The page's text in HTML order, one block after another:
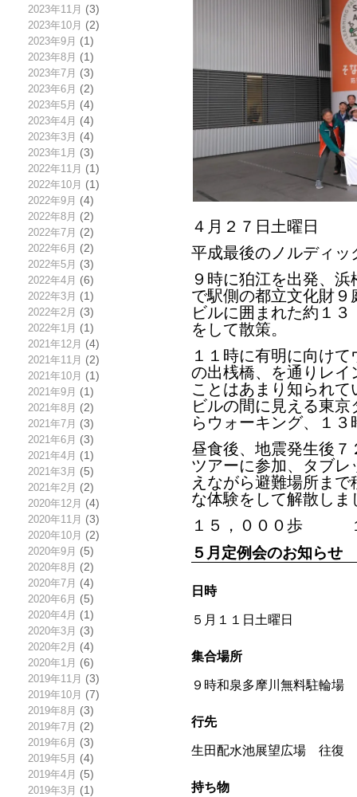
2023年11月 (3)
2023年10月 (2)
2023年9月 (1)
2023年8月 (1)
2023年7月 (3)
2023年6月 (2)
2023年5月 (4)
2023年4月 (4)
2023年3月 (4)
2023年1月 (3)
2022年11月 (1)
2022年10月 (1)
2022年9月 (4)
2022年8月 (2)
2022年7月 (2)
2022年6月 (2)
2022年5月 (3)
2022年4月 (6)
2022年3月 (1)
2022年2月 (3)
2022年1月 (1)
2021年12月 (4)
2021年11月 (2)
2021年10月 (1)
2021年9月 (1)
2021年8月 (2)
2021年7月 (3)
2021年6月 (3)
2021年4月 (1)
2021年3月 (5)
2021年2月 (2)
2020年12月 (4)
2020年11月 (3)
2020年10月 (2)
2020年9月 (5)
2020年8月 (2)
2020年7月 (4)
2020年6月 (5)
2020年4月 (1)
2020年3月 (3)
2020年2月 (4)
2020年1月 (6)
2019年11月 (3)
2019年10月 (7)
2019年8月 (3)
2019年7月 (2)
2019年6月 (3)
2019年5月 (4)
2019年4月 (5)
2019年3月 (1)
４月２７日土曜日
平成最後のノルディ
９時に狛江を出発、
で駅側の都立文化財
ビルに囲まれた約１
をして散策。
１１時に有明に向け
の出桟橋、を通りレ
ことはあまり知られ
ビルの間に見える東
らウォーキング、１
昼食後、地震発生後
ツアーに参加、タブ
えながら避難場所ま
な体験をして解散しま
１５，０００歩
５月定例会のお知らせ
日時
５月１１日土曜日
集合場所
９時和泉多摩川無料駐輪場
行先
生田配水池展望広場 往復
持ち物